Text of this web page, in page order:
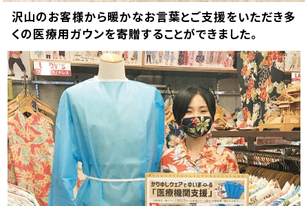
沢山のお客様から暖かなお言葉とご支援をいただき多
くの医療用ガウンを寄贈することができました。